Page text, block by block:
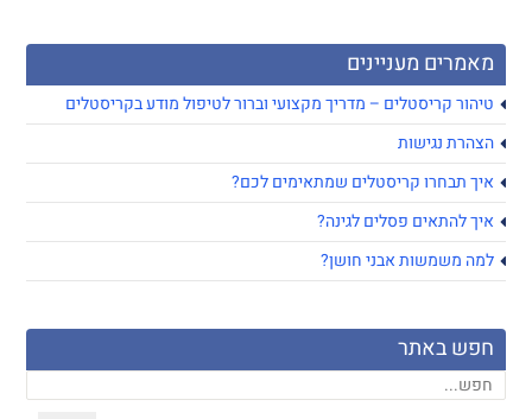
מאמרים מעניינים
טיהור קריסטלים – מדריך מקצועי וברור לטיפול מודע בקריסטלים
הצהרת נגישות
איך תבחרו קריסטלים שמתאימים לכם?
איך להתאים פסלים לגינה?
למה משמשות אבני חושן?
חפש באתר